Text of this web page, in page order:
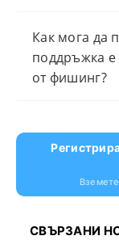
Как мога да
поддръжка е
от фишинг?
СВЪРЗАНИ